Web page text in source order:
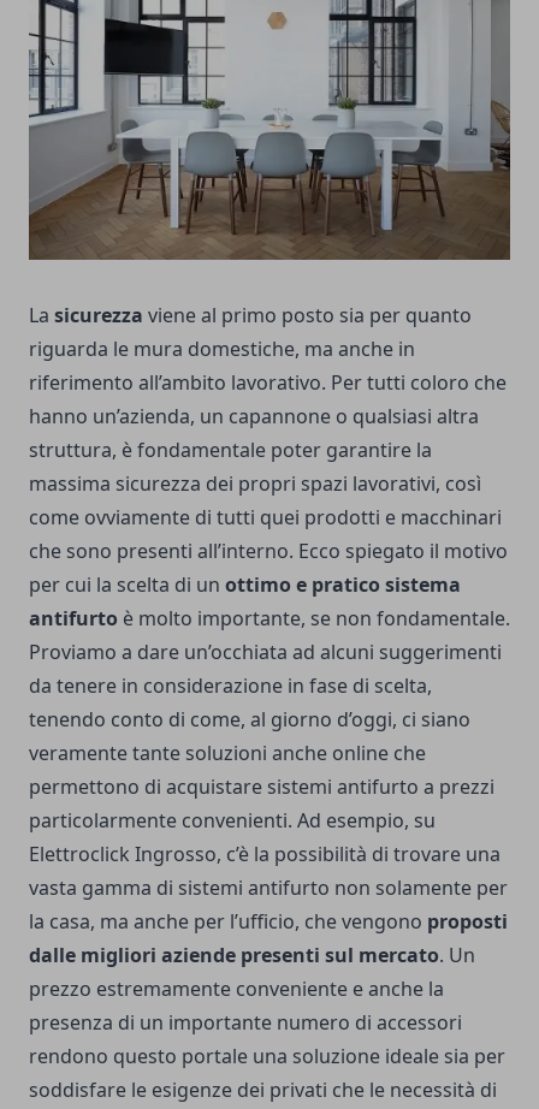
La sicurezza viene al primo posto sia per quanto
riguarda le mura domestiche, ma anche in
riferimento all’ambito lavorativo. Per tutti coloro che
hanno un’azienda, un capannone o qualsiasi altra
struttura, è fondamentale poter garantire la
massima sicurezza dei propri spazi lavorativi, così
come ovviamente di tutti quei prodotti e macchinari
che sono presenti all’interno. Ecco spiegato il motivo
per cui la scelta di un ottimo e pratico sistema
antifurto è molto importante, se non fondamentale.
Proviamo a dare un’occhiata ad alcuni suggerimenti
da tenere in considerazione in fase di scelta,
tenendo conto di come, al giorno d’oggi, ci siano
veramente tante soluzioni anche online che
permettono di acquistare sistemi antifurto a prezzi
particolarmente convenienti. Ad esempio, su
Elettroclick Ingrosso, c’è la possibilità di trovare una
vasta gamma di sistemi antifurto non solamente per
la casa, ma anche per l’ufficio, che vengono proposti
dalle migliori aziende presenti sul mercato. Un
prezzo estremamente conveniente e anche la
presenza di un importante numero di accessori
rendono questo portale una soluzione ideale sia per
soddisfare le esigenze dei privati che le necessità di